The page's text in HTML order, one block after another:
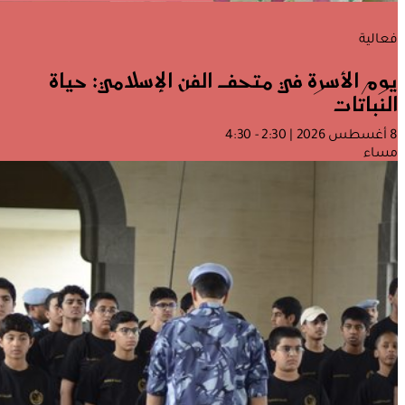
فعالية
يوم الأسرة في متحف الفن الإسلامي: حياة
النباتات
8 أغسطس 2026 | 2:30 - 4:30
مساء